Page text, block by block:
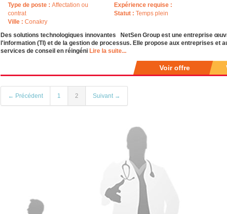
Type de poste : Affectation ou
contrat
Ville : Conakry
Expérience requise :
Statut : Temps plein
Des solutions technologiques innovantes NetSen Group est une entreprise
l'information (TI) et de la gestion de processus. Elle propose aux entreprises et
services de conseil en réingéni Lire la suite...
Voir offre
← Précédent 1 2 Suivant →